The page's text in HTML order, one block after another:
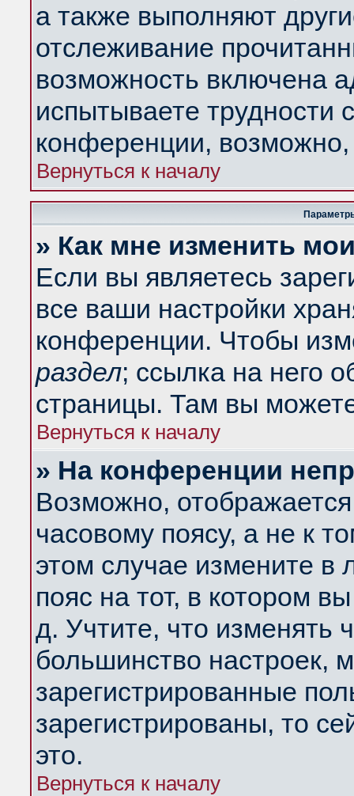
а также выполняют
отслеживание
возможность включена
испытываете трудности
конференции,
Вернуться к началу
» Как мне изменить
Если вы являетесь
все ваши настройки
конференции. Чтобы
раздел; ссылка на него
страницы. Там вы
Вернуться к началу
» На конференции
Возможно,
часовому поясу, а не к
этом случае измените в
пояс на тот, в котором
д. Учтите, что изменять
большинство настроек,
зарегистрированные
зарегистрированы, то
это.
Вернуться к началу